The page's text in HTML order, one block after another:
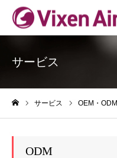
サービス
サービス OEM・ODM
ODM